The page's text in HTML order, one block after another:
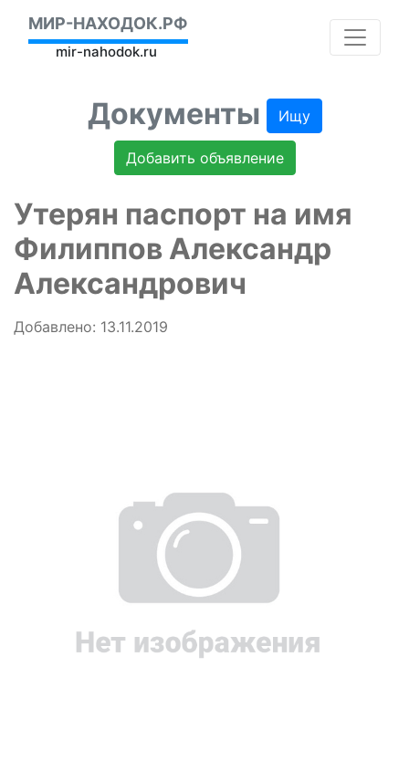
МИР-НАХОДОК.РФ
mir-nahodok.ru
Документы Ищу
Добавить объявление
Утерян паспорт на имя
Филиппов Александр
Александрович
Добавлено: 13.11.2019